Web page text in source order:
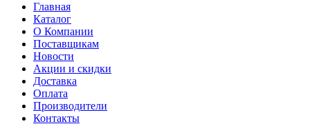
Главная
Каталог
О Компании
Поставщикам
Новости
Акции и скидки
Доставка
Оплата
Производители
Контакты